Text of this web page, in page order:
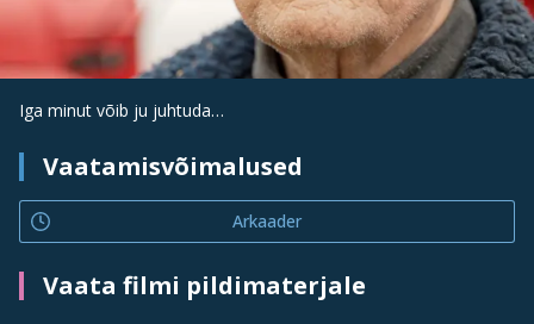
Iga minut võib ju juhtuda…
Vaatamisvõimalused
Arkaader
Vaata filmi pildimaterjale